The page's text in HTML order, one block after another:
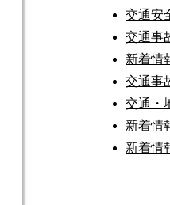
交通安
交通事
新着情
交通事
交通・
新着情
新着情